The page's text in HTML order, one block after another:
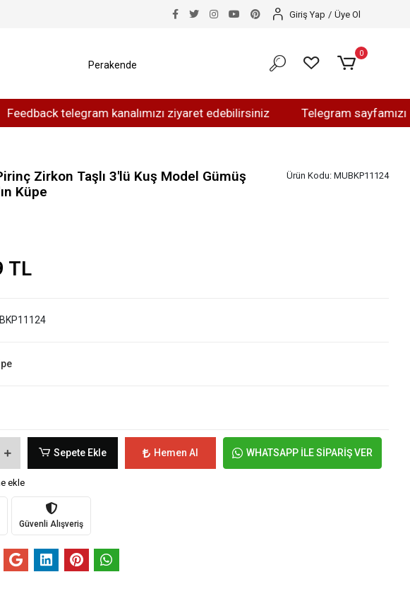
telegram kanalımızı ziyaret edebilirsiniz Telegram sayfamızı
Giriş Yap / Üye Ol
Perakende
0
Zirkon Taşlı 3'lü Kuş Model Gümüş
Küpe
Ürün Kodu: MUBKP11124
TL
Sepete Ekle Hemen Al WHATSAPP İLE SİPARİŞ VER
ekle
Güvenli Alışveriş